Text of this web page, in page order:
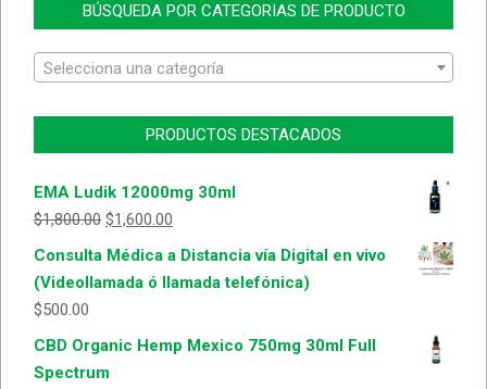
BÚSQUEDA POR CATEGORIAS DE PRODUCTO
Selecciona una categoría
PRODUCTOS DESTACADOS
EMA Ludik 12000mg 30ml
$1,800.00 $1,600.00
Consulta Médica a Distancia vía Digital en vivo
(Videollamada ó llamada telefónica)
$500.00
CBD Organic Hemp Mexico 750mg 30ml Full
Spectrum